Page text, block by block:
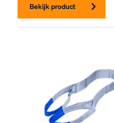
Bekijk product